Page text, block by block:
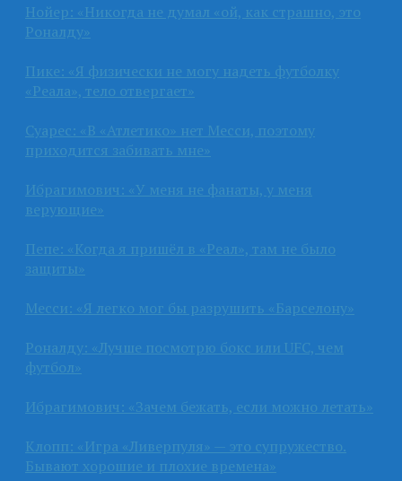
Нойер: «Никогда не думал «ой, как страшно, это
Роналду»
Пике: «Я физически не могу надеть футболку
«Реала», тело отвергает»
Суарес: «В «Атлетико» нет Месси, поэтому
приходится забивать мне»
Ибрагимович: «У меня не фанаты, у меня
верующие»
Пепе: «Когда я пришёл в «Реал», там не было
защиты»
Месси: «Я легко мог бы разрушить «Барселону»
Роналду: «Лучше посмотрю бокс или UFC, чем
футбол»
Ибрагимович: «Зачем бежать, если можно летать»
Клопп: «Игра «Ливерпуля» — это супружество.
Бывают хорошие и плохие времена»